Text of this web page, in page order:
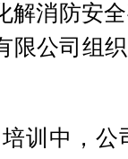
解消防安
限公司组
训中，公